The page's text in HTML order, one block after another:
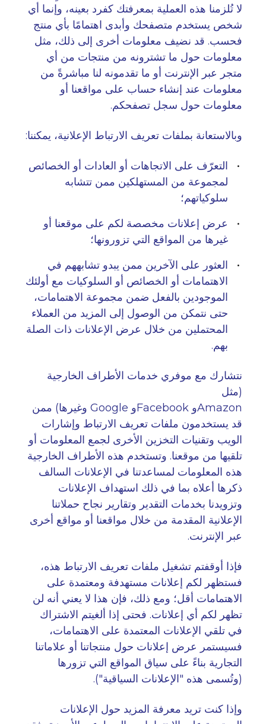
لا تُلزمنا هذه العملية بمعرفتك كفرد بعينه، وإنما أي
شخص يستخدم متصفحك وأبدى اهتمامًا بأي منتج
فحسب. قد نضيف معلومات أخرى إلى ذلك، مثل
معلومات حول ما تشترونه من منتجات من أي
متجر عبر الإنترنت أو ما تقدمونه لنا مباشرةً من
معلومات عند إنشاء حساب على مواقعنا أو
معلومات حول سجل تصفحكم.
وبالاستعانة بملفات تعريف الارتباط الإعلانية، يمكننا:
التعرّف على الاتجاهات أو العادات أو الخصائص
لمجموعة من المستهلكين ممن تتشابه
سلوكياتهم؛
عرض إعلانات مخصصة لكم على موقعنا أو
غيرها من المواقع التي تزورونها؛
العثور على الآخرين ممن يبدو تشابههم في
الاهتمامات أو الخصائص أو السلوكيات مع أولئك
الموجودين بالفعل ضمن مجموعة الاهتمامات،
حتى نتمكن من الوصول إلى المزيد من العملاء
المحتملين من خلال عرض الإعلانات ذات الصلة
بهم.
نتشارك مع موفري خدمات الأطراف الخارجية
(مثل
Google وFacebook وAmazon وغيرها) ممن
قد يستخدمون ملفات تعريف الارتباط وإشارات
الويب وتقنيات التخزين الأخرى لجمع المعلومات أو
تلقيها من موقعنا. وتستخدم هذه الأطراف الخارجية
هذه المعلومات لمساعدتنا في الإعلانات السالف
ذكرها أعلاه بما في ذلك استهداف الإعلانات
وتزويدنا بخدمات التقدير وتقارير نجاح حملاتنا
الإعلانية المقدمة من خلال مواقعنا أو مواقع أخرى
عبر الإنترنت.
فإذا أوقفتم تشغيل ملفات تعريف الارتباط هذه،
فستظهر لكم إعلانات مستهدفة ومعتمدة على
الاهتمامات أقل؛ ومع ذلك، فإن هذا لا يعني أنه لن
تظهر لكم أي إعلانات. فحتى إذا ألغيتم الاشتراك
في تلقي الإعلانات المعتمدة على الاهتمامات،
فسيستمر عرض إعلانات حول منتجاتنا أو علاماتنا
التجارية بناءً على سياق المواقع التي تزورها
(وتُسمى هذه "الإعلانات السياقية").
وإذا كنت تريد معرفة المزيد حول الإعلانات